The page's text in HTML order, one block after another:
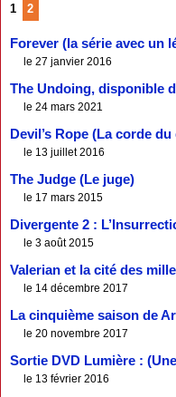
1 2
Forever (la série avec un
le 27 janvier 2016
The Undoing, disponible
le 24 mars 2021
Devil’s Rope (La corde
le 13 juillet 2016
The Judge (Le juge)
le 17 mars 2015
Divergente 2 :
le 3 août 2015
Valerian et la cité des
le 14 décembre 2017
La cinquième saison de
le 20 novembre 2017
Sortie DVD Lumière :
le 13 février 2016